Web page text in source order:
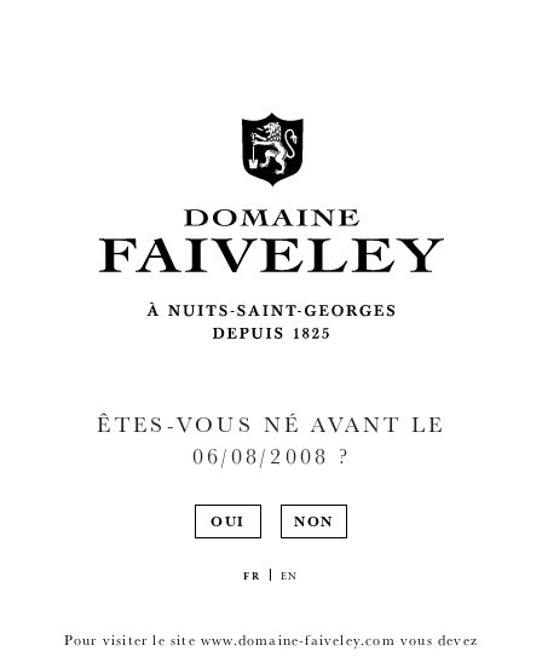
ÊTES-VOUS NÉ AVANT LE
06/08/2008 ?
OUI NON
FR EN
Pour visiter le site www.domaine-faiveley.com vous devez